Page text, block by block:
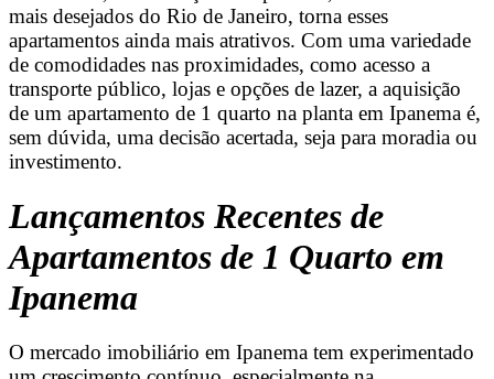
mais desejados do Rio de Janeiro, torna esses
apartamentos ainda mais atrativos. Com uma variedade
de comodidades nas proximidades, como acesso a
transporte público, lojas e opções de lazer, a aquisição
de um apartamento de 1 quarto na planta em Ipanema é,
sem dúvida, uma decisão acertada, seja para moradia ou
investimento.
Lançamentos Recentes de
Apartamentos de 1 Quarto em
Ipanema
O mercado imobiliário em Ipanema tem experimentado